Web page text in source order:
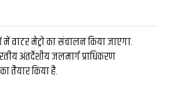
वाटर मेट्रो का संचालन किया जाएगा.
अंतर्देशीय जलमार्ग प्राधिकरण
तैयार किया है.